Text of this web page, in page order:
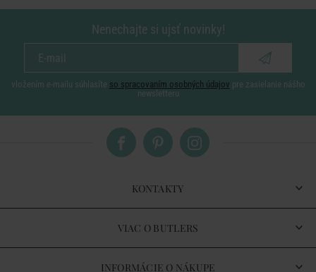
Nenechajte si ujsť novinky!
vložením e-mailu súhlasíte so spracovaním osobných údajov pre zasielanie nášho
newsletteru
KONTAKTY
VIAC O BUTLERS
INFORMÁCIE O NÁKUPE